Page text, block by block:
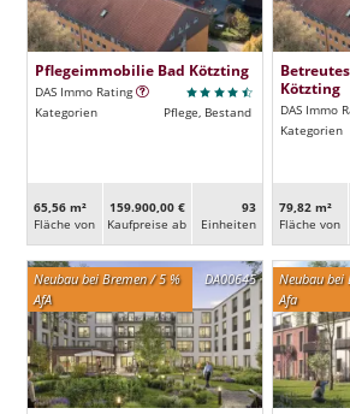
Pflegeimmobilie Bad Kötzting
DAS Immo Rating
Kategorien
Pflege, Bestand
65,56 m²
Fläche von
159.900,00 €
Kaufpreise ab
93
Ein­heiten
Kötzting
DAS Immo
Kategorien
79,82 m²
Fläche von
DA00645
Neubau bei Bremen / 5 %
AfA
Neubau bei
Afa